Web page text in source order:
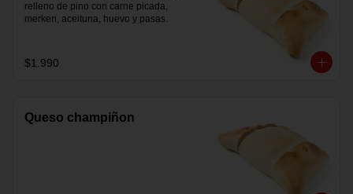
relleno de pino con carne picada,
merken, aceituna, huevo y pasas.
$1.990
Queso champiñon